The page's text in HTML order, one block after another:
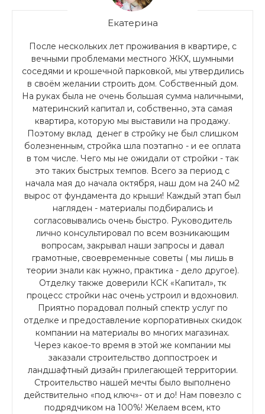
Екатерина
После нескольких лет проживания в квартире, с
вечными проблемами местного ЖКХ, шумными
соседями и крошечной парковкой, мы утвердились
в своём желании строить дом. Собственный дом.
На руках была не очень большая сумма наличными,
материнский капитал и, собственно, эта самая
квартира, которую мы выставили на продажу.
Поэтому вклад денег в стройку не был слишком
болезненным, стройка шла поэтапно - и ее оплата
в том числе. Чего мы не ожидали от стройки - так
это таких быстрых темпов. Всего за период с
начала мая до начала октября, наш дом на 240 м2
вырос от фундамента до крыши! Каждый этап был
нагляден - материалы подбирались и
согласовывались очень быстро. Руководитель
лично консультировал по всем возникающим
вопросам, закрывал наши запросы и давал
грамотные, своевременные советы ( мы лишь в
теории знали как нужно, практика - дело другое).
Отделку также доверили КСК «Капитал», тк
процесс стройки нас очень устроил и вдохновил.
Приятно порадовал полный спектр услуг по
отделке и предоставление корпоративных скидок
компании на материалы во многих магазинах.
Через какое-то время в этой же компании мы
заказали строительство доппостроек и
ландшафтный дизайн прилегающей территории.
Строительство нашей мечты было выполнено
действительно «под ключ»- от и до! Нам повезло с
подрядчиком на 100%! Желаем всем, кто